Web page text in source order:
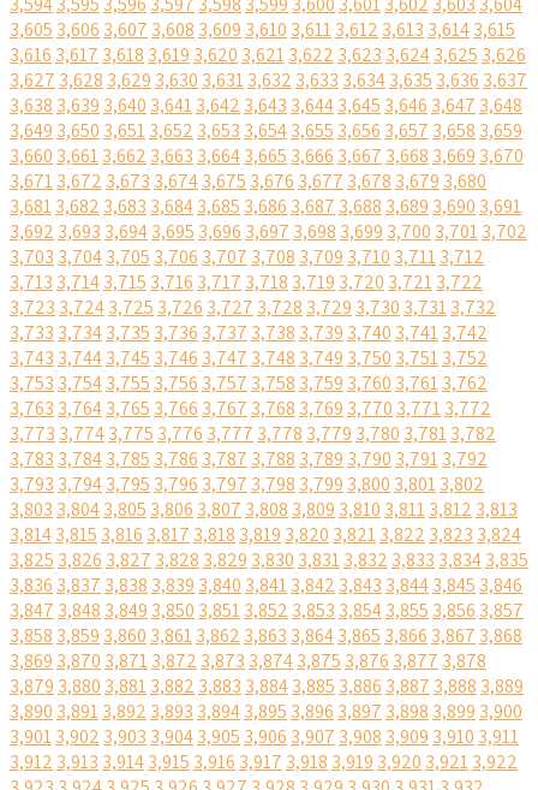
3,605 3,606 3,607 3,608 3,609 3,610 3,6113,612 3,613 3,6143,615
3,616 3,617 3,618 3,619 3,620 3,6213,622 3,623 3,6243,625 3,626
3,627 3,628 3,629 3,630 3,6313,632 3,633 3,6343,635 3,636 3,637
3,638 3,639 3,640 3,6413,642 3,643 3,6443,645 3,646 3,647 3,648
3,649 3,650 3,6513,652 3,653 3,6543,655 3,656 3,657 3,658 3,659
3,660 3,6613,662 3,663 3,6643,665 3,666 3,667 3,668 3,669 3,670
3,6713,672 3,673 3,6743,675 3,676 3,677 3,678 3,679 3,680
3,6813,682 3,683 3,6843,685 3,686 3,687 3,688 3,689 3,690 3,691
3,692 3,693 3,6943,695 3,696 3,697 3,698 3,699 3,700 3,7013,702
3,703 3,7043,705 3,706 3,707 3,708 3,709 3,710 3,7113,712
3,713 3,7143,715 3,716 3,717 3,718 3,719 3,720 3,7213,722
3,723 3,7243,725 3,726 3,727 3,728 3,729 3,730 3,7313,732
3,733 3,7343,735 3,736 3,737 3,738 3,739 3,740 3,7413,742
3,743 3,7443,745 3,746 3,747 3,748 3,749 3,750 3,7513,752
3,753 3,7543,755 3,756 3,757 3,758 3,759 3,760 3,7613,762
3,763 3,7643,765 3,766 3,767 3,768 3,769 3,770 3,7713,772
3,773 3,7743,775 3,776 3,777 3,778 3,779 3,780 3,7813,782
3,783 3,7843,785 3,786 3,787 3,788 3,789 3,790 3,7913,792
3,793 3,7943,795 3,796 3,797 3,798 3,799 3,800 3,8013,802
3,803 3,8043,805 3,806 3,807 3,808 3,809 3,810 3,8113,812 3,813
3,8143,815 3,816 3,817 3,818 3,819 3,820 3,8213,822 3,823 3,824
3,825 3,826 3,827 3,828 3,829 3,830 3,8313,832 3,833 3,8343,835
3,836 3,837 3,838 3,839 3,840 3,8413,842 3,843 3,8443,845 3,846
3,847 3,848 3,849 3,850 3,8513,852 3,853 3,8543,855 3,856 3,857
3,858 3,859 3,860 3,8613,862 3,863 3,8643,865 3,866 3,867 3,868
3,869 3,870 3,8713,872 3,873 3,8743,875 3,876 3,877 3,878
3,879 3,880 3,8813,882 3,883 3,8843,885 3,886 3,887 3,888 3,889
3,890 3,8913,892 3,893 3,8943,895 3,896 3,897 3,898 3,899 3,900
3,9013,902 3,903 3,9043,905 3,906 3,907 3,908 3,909 3,910 3,911
3,912 3,913 3,9143,915 3,916 3,917 3,918 3,919 3,920 3,9213,922